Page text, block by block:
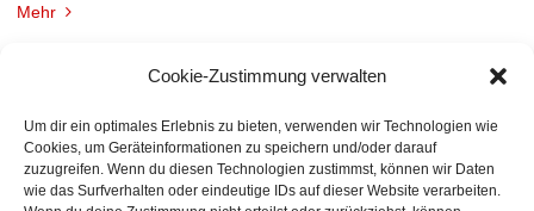
Cookie-Zustimmung verwalten
Um dir ein optimales Erlebnis zu bieten, verwenden wir Technologien wie
Cookies, um Geräteinformationen zu speichern und/oder darauf
zuzugreifen. Wenn du diesen Technologien zustimmst, können wir Daten
wie das Surfverhalten oder eindeutige IDs auf dieser Website verarbeiten.
Mehr